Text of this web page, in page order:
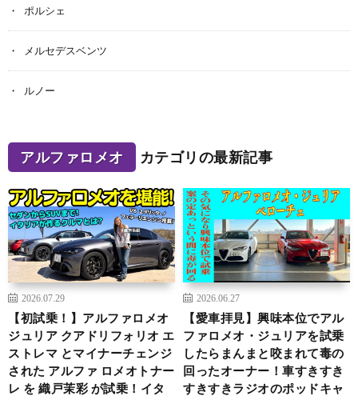
ポルシェ
メルセデスベンツ
ルノー
アルファロメオ カテゴリの最新記事
2026.07.29
【初試乗！】アルファロメオ
ジュリア クアドリフォリオ エ
ストレマ とマイナーチェンジ
された アルファ ロメオトナー
レ を 織戸茉彩 が試乗！イタ
2026.06.27
【愛車拝見】興味本位でアル
ファロメオ・ジュリアを試乗
したらまんまと咬まれて毒の
回ったオーナー！車すきすき
すきすきラジオのポッドキャ